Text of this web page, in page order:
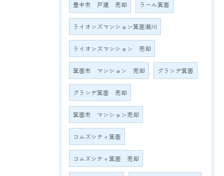
豊中市 戸建 売却 ラール箕面
ライオンズマンション箕面瀬川
ライオンズマンション 売却
箕面市 マンション 売却 グランデ箕面
グランデ箕面 売却
箕面市 マンション売却
コムズシティ箕面
コムズシティ箕面 売却